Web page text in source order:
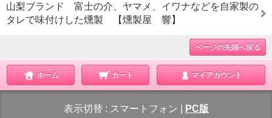
山梨ブランド 富士の介、ヤマメ、イワナなどを自家製の
タレで味付けした燻製 【燻製屋 響】
ページの先頭へ戻る
ホーム カート マイアカウント
表示切替 : スマートフォン PC版